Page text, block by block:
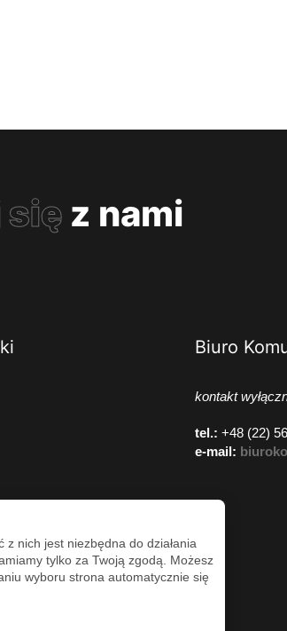
z nami
Biuro
kontakt
tel.: +48 (22)
e-mail:
nich jest niezbędna do działania
tylko za Twoją zgodą. Możesz
wyboru strona automatycznie się
się w nowej karcie)